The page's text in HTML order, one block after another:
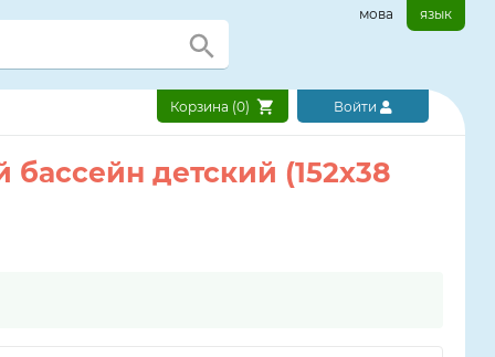
мова язык
Корзина (0) Войти
бассейн детский (152х38